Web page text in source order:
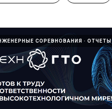
СОРЕВНОВАНИЯ ОТЧЕТЫ